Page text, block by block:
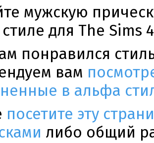
мужскую
для The Sims
понравился
вам
в альфа
посетите эту
либо общий